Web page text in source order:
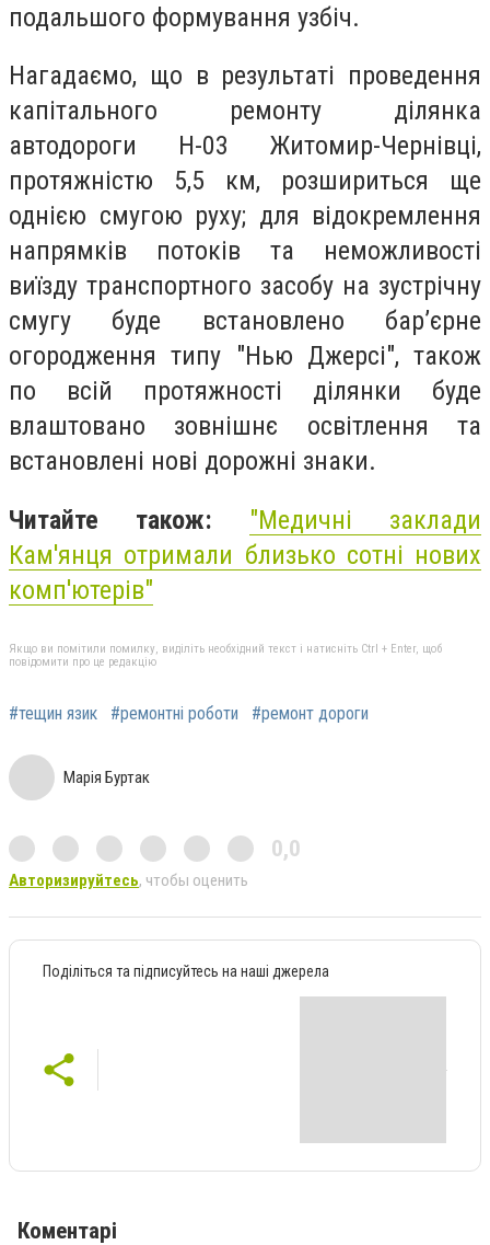
подальшого формування узбіч.
Нагадаємо, що в результаті проведення
капітального ремонту ділянка
автодороги Н-03 Житомир-Чернівці,
протяжністю 5,5 км, розшириться ще
однією смугою руху; для відокремлення
напрямків потоків та неможливості
виїзду транспортного засобу на зустрічну
смугу буде встановлено бар’єрне
огородження типу "Нью Джерсі", також
по всій протяжності ділянки буде
влаштовано зовнішнє освітлення та
встановлені нові дорожні знаки.
Читайте також: "Медичні заклади
Кам'янця отримали близько сотні нових
комп'ютерів"
Якщо ви помітили помилку, виділіть необхідний текст і натисніть Ctrl + Enter, щоб
повідомити про це редакцію
#тещин язик #ремонтні роботи #ремонт дороги
Марія Буртак
0,0
Авторизируйтесь, чтобы оценить
Поділіться та підписуйтесь на наші джерела
Коментарі